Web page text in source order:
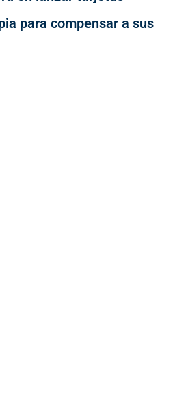
para compensar a sus